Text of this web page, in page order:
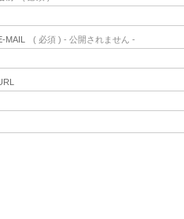
MAIL ( 必須 ) - 公開されません -